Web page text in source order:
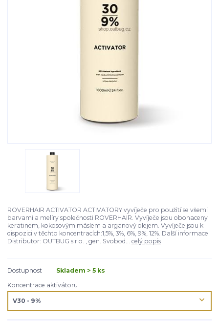
ROVERHAIR ACTIVATOR ACTIVATORY vyvíječe pro použití se všemi
barvami a melíry společnosti ROVERHAIR. Vyvíječe jsou obohaceny
keratinem, kokosovým máslem a arganový olejem. Vyvíječe jsou k
dispozici v těchto koncentracích:1,5%, 3%, 6%, 9%, 12%. Další informace
Distributor: OUTBUG s.r.o. , gen. Svobod... celý popis
Dostupnost
Skladem > 5 ks
Koncentrace aktivátoru